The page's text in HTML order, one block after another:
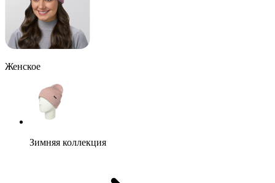
Женское
Зимняя коллекция